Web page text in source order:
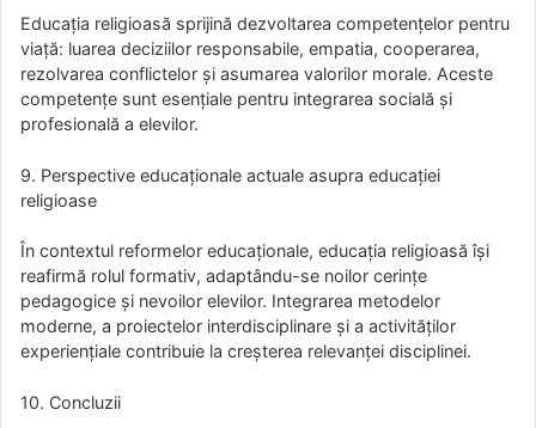
Educația religioasă sprijină dezvoltarea competențelor pentru
viață: luarea deciziilor responsabile, empatia, cooperarea,
rezolvarea conflictelor și asumarea valorilor morale. Aceste
competențe sunt esențiale pentru integrarea socială și
profesională a elevilor.
9. Perspective educaționale actuale asupra educației
religioase
În contextul reformelor educaționale, educația religioasă își
reafirmă rolul formativ, adaptându-se noilor cerințe
pedagogice și nevoilor elevilor. Integrarea metodelor
moderne, a proiectelor interdisciplinare și a activităților
experiențiale contribuie la creșterea relevanței disciplinei.
10. Concluzii